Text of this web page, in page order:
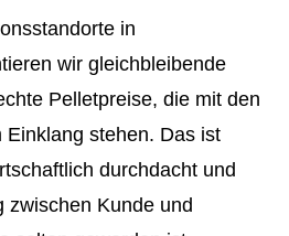
in
wir gleichbleibende
Pelletpreise, die mit den
stehen. Das ist
durchdacht und
zwischen Kunde und